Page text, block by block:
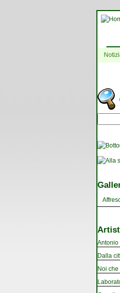
Antonio
Dalla
Noi che